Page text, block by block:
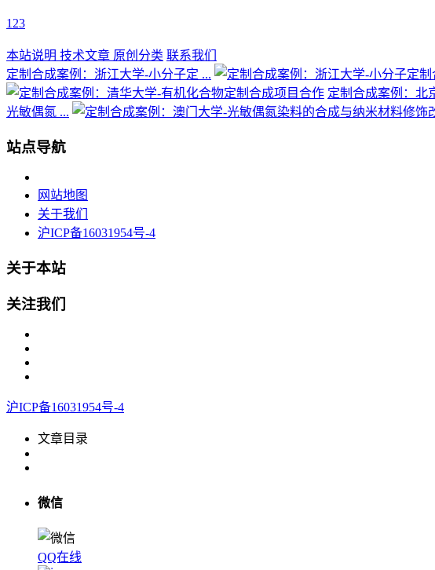
1 23
本站说明 技术文章 原创分类 联系我们
定制合成案例：浙江大学-小分子定 ...
定制合成案例：北
光敏偶氮 ...
站点导航
网站地图
关于我们
沪ICP备16031954号-4
关于本站
关注我们
沪ICP备16031954号-4
文章目录
微信
QQ在线